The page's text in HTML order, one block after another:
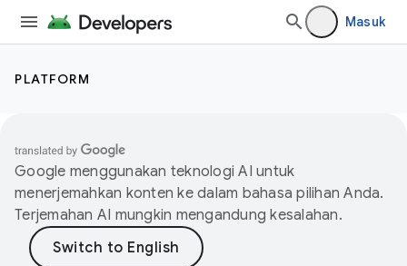
Masuk
PLATFORM
Google menggunakan teknologi AI untuk
menerjemahkan konten ke dalam bahasa pilihan Anda.
Terjemahan AI mungkin mengandung kesalahan.